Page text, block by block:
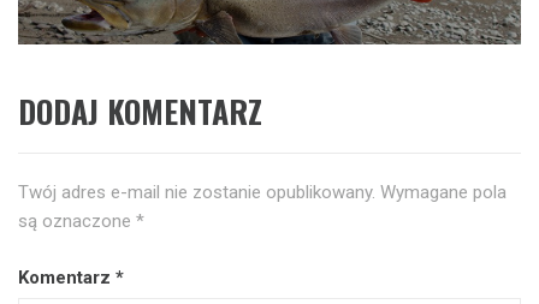
DODAJ KOMENTARZ
Twój adres e-mail nie zostanie opublikowany. Wymagane pola
są oznaczone *
Komentarz *